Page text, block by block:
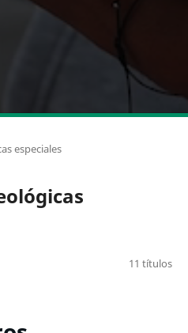
especiales
11 títulos